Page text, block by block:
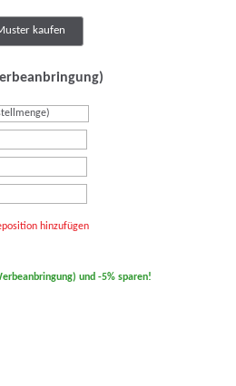
kaufen
hinzufügen
und -5% sparen!